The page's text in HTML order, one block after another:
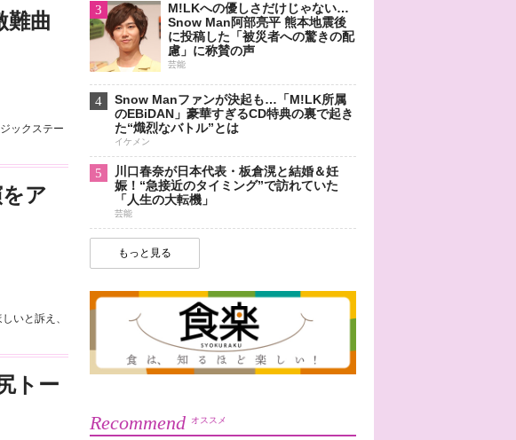
難曲
ックステー
ア
いと訴え、
トー
3
M!LKへの優しさだけじゃない…
Snow Man阿部亮平 熊本地震後
に投稿した「被災者への驚きの配
慮」に称賛の声
芸能
4
Snow Manファンが決起も…「M!LK所属
のEBiDAN」豪華すぎるCD特典の裏で起き
た“熾烈なバトル”とは
イケメン
5
川口春奈が日本代表・板倉滉と結婚＆妊
娠！“急接近のタイミング”で訪れていた
「人生の大転機」
芸能
もっと見る
Recommend オススメ